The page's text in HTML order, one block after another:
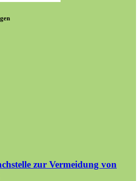
zur Vermeidung von